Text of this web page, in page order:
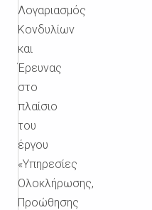
Λογαριασμός
Κονδυλίων
και
Έρευνας
στο
πλαίσιο
του
έργου
«Υπηρεσίες
Ολοκλήρωσης,
Προώθησης